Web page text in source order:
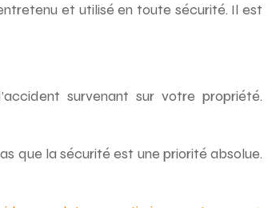
et utilisé en toute sécurité. Il est
survenant sur votre propriété.
que la sécurité est une priorité absolue.